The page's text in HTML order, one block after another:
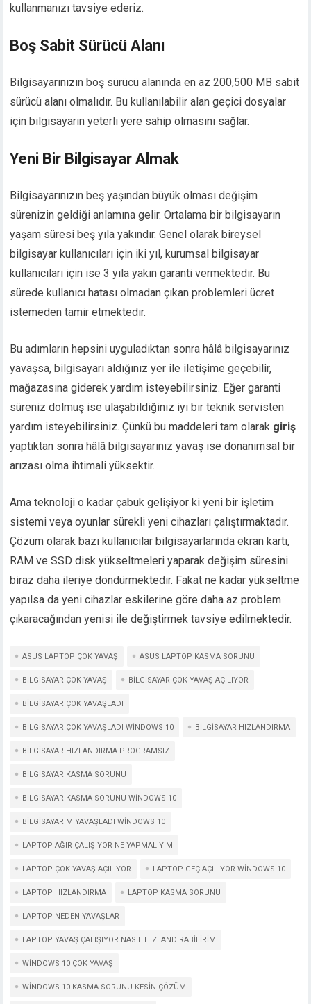
kullanmanızı tavsiye ederiz.
Boş Sabit Sürücü Alanı
Bilgisayarınızın boş sürücü alanında en az 200,500 MB sabit
sürücü alanı olmalıdır. Bu kullanılabilir alan geçici dosyalar
için bilgisayarın yeterli yere sahip olmasını sağlar.
Yeni Bir Bilgisayar Almak
Bilgisayarınızın beş yaşından büyük olması değişim
sürenizin geldiği anlamına gelir. Ortalama bir bilgisayarın
yaşam süresi beş yıla yakındır. Genel olarak bireysel
bilgisayar kullanıcıları için iki yıl, kurumsal bilgisayar
kullanıcıları için ise 3 yıla yakın garanti vermektedir. Bu
sürede kullanıcı hatası olmadan çıkan problemleri ücret
istemeden tamir etmektedir.
Bu adımların hepsini uyguladıktan sonra hâlâ bilgisayarınız
yavaşsa, bilgisayarı aldığınız yer ile iletişime geçebilir,
mağazasına giderek yardım isteyebilirsiniz. Eğer garanti
süreniz dolmuş ise ulaşabildiğiniz iyi bir teknik servisten
yardım isteyebilirsiniz. Çünkü bu maddeleri tam olarak giriş
yaptıktan sonra hâlâ bilgisayarınız yavaş ise donanımsal bir
arızası olma ihtimali yüksektir.
Ama teknoloji o kadar çabuk gelişiyor ki yeni bir işletim
sistemi veya oyunlar sürekli yeni cihazları çalıştırmaktadır.
Çözüm olarak bazı kullanıcılar bilgisayarlarında ekran kartı,
RAM ve SSD disk yükseltmeleri yaparak değişim süresini
biraz daha ileriye döndürmektedir. Fakat ne kadar yükseltme
yapılsa da yeni cihazlar eskilerine göre daha az problem
çıkaracağından yenisi ile değiştirmek tavsiye edilmektedir.
ASUS LAPTOP ÇOK YAVAŞ ASUS LAPTOP KASMA SORUNU
BILGISAYAR ÇOK YAVAŞ BILGISAYAR ÇOK YAVAŞ AÇILIYOR
BILGISAYAR ÇOK YAVAŞLADI
BILGISAYAR ÇOK YAVAŞLADI WINDOWS 10 BILGISAYAR HIZLANDIRMA
BILGISAYAR HIZLANDIRMA PROGRAMSIZ
BILGISAYAR KASMA SORUNU
BILGISAYAR KASMA SORUNU WINDOWS 10
BILGISAYARIM YAVAŞLADI WINDOWS 10
LAPTOP AĞIR ÇALIŞIYOR NE YAPMALIYIM
LAPTOP ÇOK YAVAŞ AÇILIYOR LAPTOP GEÇ AÇILIYOR WINDOWS 10
LAPTOP HIZLANDIRMA LAPTOP KASMA SORUNU
LAPTOP NEDEN YAVAŞLAR
LAPTOP YAVAŞ ÇALIŞIYOR NASIL HIZLANDIRABILIRIM
WINDOWS 10 ÇOK YAVAŞ
WINDOWS 10 KASMA SORUNU KESIN ÇÖZÜM